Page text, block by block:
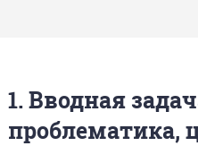
1. Вводная
проблематика,